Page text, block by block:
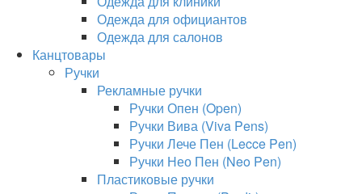
Одежда для официантов
Одежда для салонов
Канцтовары
Ручки
Рекламные ручки
Ручки Опен (Open)
Ручки Вива (Viva Pens)
Ручки Лече Пен (Lecce Pen)
Ручки Нео Пен (Neo Pen)
Пластиковые ручки